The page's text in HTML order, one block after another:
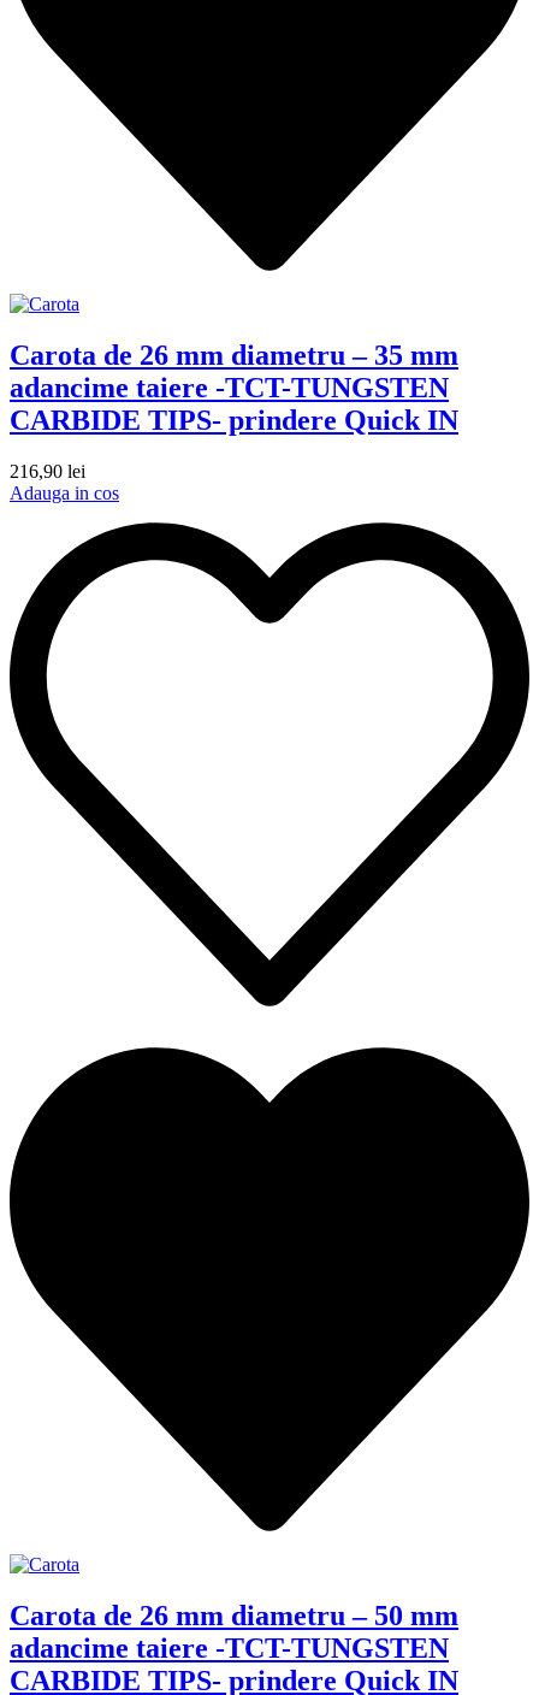
Carota de 26 mm diametru – 35 mm
adancime taiere -TCT-TUNGSTEN
CARBIDE TIPS- prindere Quick IN
216,90 lei
Adauga in cos
Carota de 26 mm diametru – 50 mm
adancime taiere -TCT-TUNGSTEN
CARBIDE TIPS- prindere Quick IN